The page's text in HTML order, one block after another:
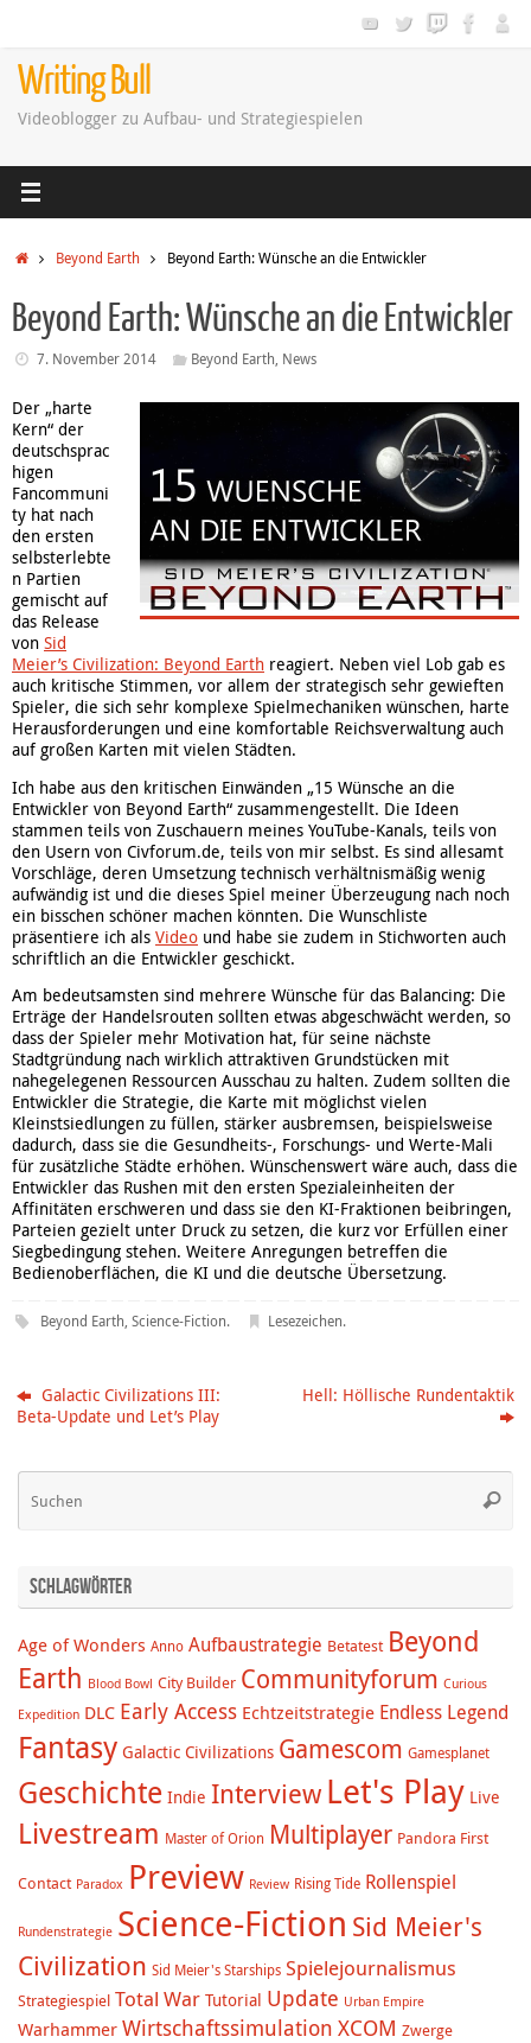
Writing Bull
Videoblogger zu Aufbau- und Strategiespielen
Startseite
Beyond Earth Beyond Earth: Wünsche an die Entwickler
Beyond Earth: Wünsche an die Entwickler
7. November 2014 Beyond Earth, News
Der „harte
Kern“ der
deutschsprac
higen
Fancommuni
ty hat nach
den ersten
selbsterlebte
n Partien
gemischt auf
das Release
von Sid
Meier’s Civilization: Beyond Earth reagiert. Neben viel Lob gab es
auch kritische Stimmen, vor allem der strategisch sehr gewieften
Spieler, die sich sehr komplexe Spielmechaniken wünschen, harte
Herausforderungen und eine komfortable Reichsverwaltung auch
auf großen Karten mit vielen Städten.
Ich habe aus den kritischen Einwänden „15 Wünsche an die
Entwickler von Beyond Earth“ zusammengestellt. Die Ideen
stammen teils von Zuschauern meines YouTube-Kanals, teils von
den Usern von Civforum.de, teils von mir selbst. Es sind allesamt
Vorschläge, deren Umsetzung technisch verhältnismäßig wenig
aufwändig ist und die dieses Spiel meiner Überzeugung nach noch
ein bisschen schöner machen könnten. Die Wunschliste
präsentiere ich als Video und habe sie zudem in Stichworten auch
schriftlich an die Entwickler geschickt.
Am bedeutsamsten sind mehrere Wünsche für das Balancing: Die
Erträge der Handelsrouten sollten etwas abgeschwächt werden, so
dass der Spieler mehr Motivation hat, für seine nächste
Stadtgründung nach wirklich attraktiven Grundstücken mit
nahegelegenen Ressourcen Ausschau zu halten. Zudem sollten die
Entwickler die Strategie, die Karte mit möglichst vielen
Kleinstsiedlungen zu füllen, stärker ausbremsen, beispielsweise
dadurch, dass sie die Gesundheits-, Forschungs- und Werte-Mali
für zusätzliche Städte erhöhen. Wünschenswert wäre auch, dass die
Entwickler das Rushen mit den ersten Spezialeinheiten der
Affinitäten erschweren und dass sie den KI-Fraktionen beibringen,
Parteien gezielt unter Druck zu setzen, die kurz vor Erfüllen einer
Siegbedingung stehen. Weitere Anregungen betreffen die
Bedienoberflächen, die KI und die deutsche Übersetzung.
Beyond Earth, Science-Fiction. Lesezeichen.
Galactic Civilizations III:
Beta-Update und Let’s Play
Hell: Höllische Rundentaktik
Schlagwörter
Age of Wonders Anno Aufbaustrategie Betatest Beyond
Earth Blood Bowl City Builder Communityforum Curious
Expedition DLC Early Access Echtzeitstrategie Endless Legend
Fantasy Galactic Civilizations Gamescom Gamesplanet
Geschichte Indie Interview Let's Play Live
Livestream Master of Orion Multiplayer Pandora First
Contact Paradox Preview Review Rising Tide Rollenspiel
Rundenstrategie Science-Fiction Sid Meier's
Civilization Sid Meier's Starships Spielejournalismus
Strategiespiel Total War Tutorial Update Urban Empire
Warhammer Wirtschaftssimulation XCOM Zwerge